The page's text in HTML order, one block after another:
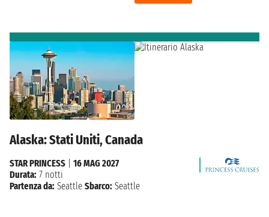
Alaska: Stati Uniti, Canada
STAR PRINCESS
16 MAG 2027
Durata: 7 notti
Partenza da: Seattle Sbarco: Seattle